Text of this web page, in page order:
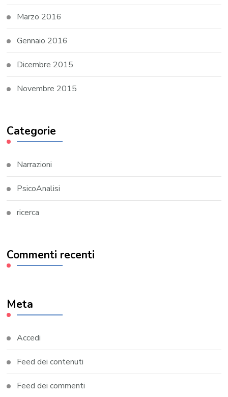
Marzo 2016
Gennaio 2016
Dicembre 2015
Novembre 2015
Categorie
Narrazioni
PsicoAnalisi
ricerca
Commenti recenti
Meta
Accedi
Feed dei contenuti
Feed dei commenti